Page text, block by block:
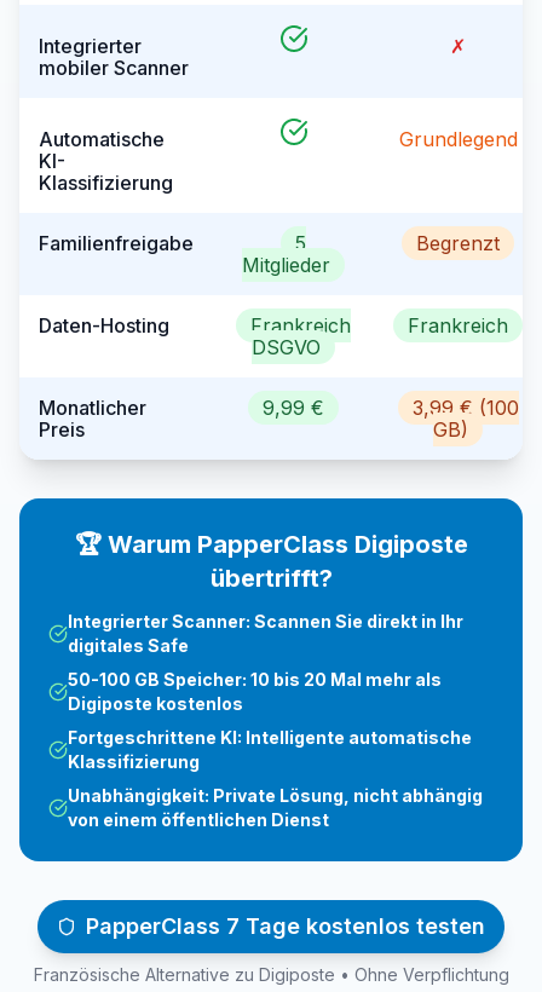
Integrierter
mobiler Scanner
✗
Automatische
KI-
Klassifizierung
Grundlegend
Familienfreigabe
5
Mitglieder
Begrenzt
Daten-Hosting
Frankreich
DSGVO
Frankreich
Monatlicher
Preis
9,99 €
3,99 € (100
GB)
🏆 Warum PapperClass Digiposte
übertrifft?
Integrierter Scanner: Scannen Sie direkt in Ihr
digitales Safe
50-100 GB Speicher: 10 bis 20 Mal mehr als
Digiposte kostenlos
Fortgeschrittene KI: Intelligente automatische
Klassifizierung
Unabhängigkeit: Private Lösung, nicht abhängig
von einem öffentlichen Dienst
PapperClass 7 Tage kostenlos testen
Französische Alternative zu Digiposte • Ohne Verpflichtung